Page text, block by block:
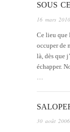
SOUS
16 mars 2010
Ce lieu que
occuper de
là, dès que
échapper.
30 août 2006